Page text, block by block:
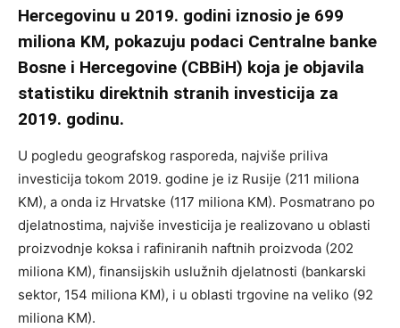
Hercegovinu u 2019. godini iznosio je 699
miliona KM, pokazuju podaci Centralne banke
Bosne i Hercegovine (CBBiH) koja je objavila
statistiku direktnih stranih investicija za
2019. godinu.
U pogledu geografskog rasporeda, najviše priliva
investicija tokom 2019. godine je iz Rusije (211 miliona
KM), a onda iz Hrvatske (117 miliona KM). Posmatrano po
djelatnostima, najviše investicija je realizovano u oblasti
proizvodnje koksa i rafiniranih naftnih proizvoda (202
miliona KM), finansijskih uslužnih djelatnosti (bankarski
sektor, 154 miliona KM), i u oblasti trgovine na veliko (92
miliona KM).